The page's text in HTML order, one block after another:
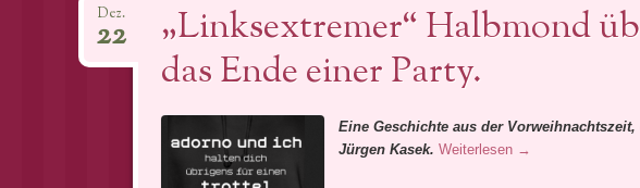
„Linksextremer“ Halbmond
das Ende einer Party.
Dez.
22
Eine Geschichte aus der
Jürgen Kasek. Weiterlesen →